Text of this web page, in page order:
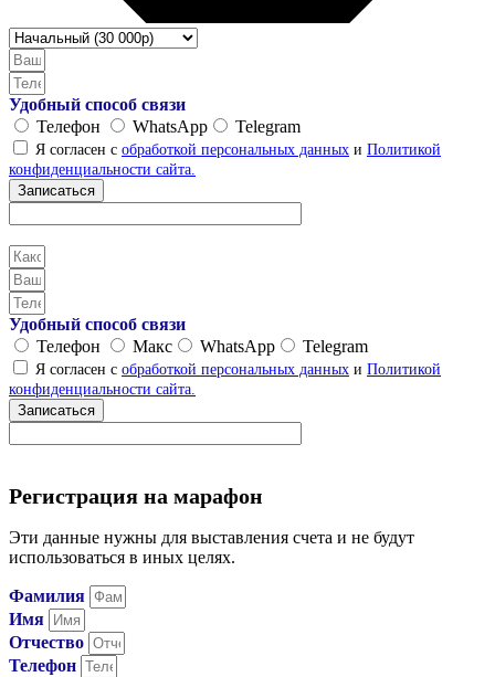
Удобный способ связи
Телефон
WhatsApp Telegram
Я согласен с обработкой персональных данных и Политикой
конфиденциальности сайта.
Записаться
Удобный способ связи
Телефон
Макс WhatsApp Telegram
Я согласен с обработкой персональных данных и Политикой
конфиденциальности сайта.
Записаться
Регистрация на марафон
Эти данные нужны для выставления счета и не будут
использоваться в иных целях.
Фамилия
Имя
Отчество
Телефон